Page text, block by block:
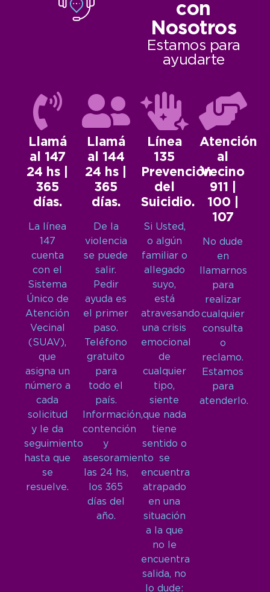
con
Nosotros
Estamos para
ayudarte
Llamá
al 147
24 hs |
365
días.
La línea
147
cuenta
con el
Sistema
Único de
Atención
Vecinal
(SUAV),
que
asigna un
número a
cada
solicitud
y le da
seguimiento
hasta que
se
resuelve.
Llamá
al 144
24 hs |
365
días.
De la
violencia
se puede
salir.
Pedir
ayuda es
el primer
paso.
Teléfono
gratuito
para
todo el
país.
Información,
contención
y
asesoramiento
las 24 hs,
los 365
días del
año.
Línea
135
Prevención
del
Suicidio.
Si Usted,
o algún
familiar o
allegado
suyo,
está
atravesando
una crisis
emocional
de
cualquier
tipo,
siente
que nada
tiene
sentido o
se
encuentra
atrapado
en una
situación
a la que
no le
encuentra
salida, no
lo dude:
Atención
al
Vecino
911 |
100 |
107
No dude
en
llamarnos
para
realizar
cualquier
consulta
o
reclamo.
Estamos
para
atenderlo.